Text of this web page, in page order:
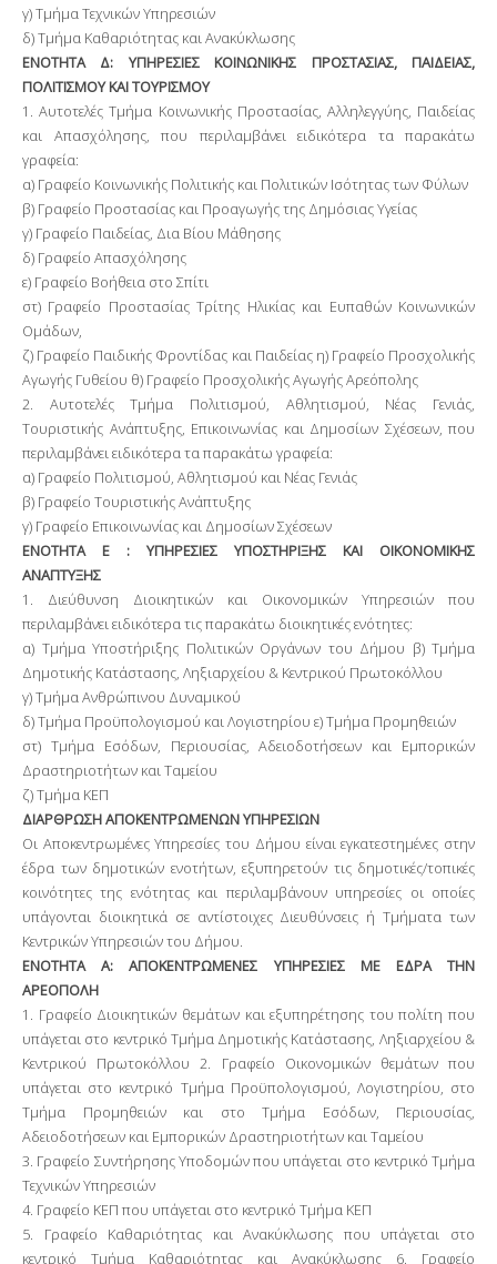
γ) Τμήμα Τεχνικών Υπηρεσιών
δ) Τμήμα Καθαριότητας και Ανακύκλωσης
ΕΝΟΤΗΤΑ Δ: ΥΠΗΡΕΣΙΕΣ ΚΟΙΝΩΝΙΚΗΣ ΠΡΟΣΤΑΣΙΑΣ, ΠΑΙΔΕΙΑΣ,
ΠΟΛΙΤΙΣΜΟΥ ΚΑΙ ΤΟΥΡΙΣΜΟΥ
1. Αυτοτελές Τμήμα Κοινωνικής Προστασίας, Αλληλεγγύης, Παιδείας
και Απασχόλησης, που περιλαμβάνει ειδικότερα τα παρακάτω
γραφεία:
α) Γραφείο Κοινωνικής Πολιτικής και Πολιτικών Ισότητας των Φύλων
β) Γραφείο Προστασίας και Προαγωγής της Δημόσιας Υγείας
γ) Γραφείο Παιδείας, Δια Βίου Μάθησης
δ) Γραφείο Απασχόλησης
ε) Γραφείο Βοήθεια στο Σπίτι
στ) Γραφείο Προστασίας Τρίτης Ηλικίας και Ευπαθών Κοινωνικών
Ομάδων,
ζ) Γραφείο Παιδικής Φροντίδας και Παιδείας η) Γραφείο Προσχολικής
Αγωγής Γυθείου θ) Γραφείο Προσχολικής Αγωγής Αρεόπολης
2. Αυτοτελές Τμήμα Πολιτισμού, Αθλητισμού, Νέας Γενιάς,
Τουριστικής Ανάπτυξης, Επικοινωνίας και Δημοσίων Σχέσεων, που
περιλαμβάνει ειδικότερα τα παρακάτω γραφεία:
α) Γραφείο Πολιτισμού, Αθλητισμού και Νέας Γενιάς
β) Γραφείο Τουριστικής Ανάπτυξης
γ) Γραφείο Επικοινωνίας και Δημοσίων Σχέσεων
ΕΝΟΤΗΤΑ Ε : ΥΠΗΡΕΣΙΕΣ ΥΠΟΣΤΗΡΙΞΗΣ ΚΑΙ ΟΙΚΟΝΟΜΙΚΗΣ
ΑΝΑΠΤΥΞΗΣ
1. Διεύθυνση Διοικητικών και Οικονομικών Υπηρεσιών που
περιλαμβάνει ειδικότερα τις παρακάτω διοικητικές ενότητες:
α) Τμήμα Υποστήριξης Πολιτικών Οργάνων του Δήμου β) Τμήμα
Δημοτικής Κατάστασης, Ληξιαρχείου & Κεντρικού Πρωτοκόλλου
γ) Τμήμα Ανθρώπινου Δυναμικού
δ) Τμήμα Προϋπολογισμού και Λογιστηρίου ε) Τμήμα Προμηθειών
στ) Τμήμα Εσόδων, Περιουσίας, Αδειοδοτήσεων και Εμπορικών
Δραστηριοτήτων και Ταμείου
ζ) Τμήμα ΚΕΠ
ΔΙΑΡΘΡΩΣΗ ΑΠΟΚΕΝΤΡΩΜΕΝΩΝ ΥΠΗΡΕΣΙΩΝ
Οι Αποκεντρωμένες Υπηρεσίες του Δήμου είναι εγκατεστημένες στην
έδρα των δημοτικών ενοτήτων, εξυπηρετούν τις δημοτικές/τοπικές
κοινότητες της ενότητας και περιλαμβάνουν υπηρεσίες οι οποίες
υπάγονται διοικητικά σε αντίστοιχες Διευθύνσεις ή Τμήματα των
Κεντρικών Υπηρεσιών του Δήμου.
ΕΝΟΤΗΤΑ Α: ΑΠΟΚΕΝΤΡΩΜΕΝΕΣ ΥΠΗΡΕΣΙΕΣ ΜΕ ΕΔΡΑ ΤΗΝ
ΑΡΕΟΠΟΛΗ
1. Γραφείο Διοικητικών θεμάτων και εξυπηρέτησης του πολίτη που
υπάγεται στο κεντρικό Τμήμα Δημοτικής Κατάστασης, Ληξιαρχείου &
Κεντρικού Πρωτοκόλλου 2. Γραφείο Οικονομικών θεμάτων που
υπάγεται στο κεντρικό Τμήμα Προϋπολογισμού, Λογιστηρίου, στο
Τμήμα Προμηθειών και στο Τμήμα Εσόδων, Περιουσίας,
Αδειοδοτήσεων και Εμπορικών Δραστηριοτήτων και Ταμείου
3. Γραφείο Συντήρησης Υποδομών που υπάγεται στο κεντρικό Τμήμα
Τεχνικών Υπηρεσιών
4. Γραφείο ΚΕΠ που υπάγεται στο κεντρικό Τμήμα ΚΕΠ
5. Γραφείο Καθαριότητας και Ανακύκλωσης που υπάγεται στο
κεντρικό Τμήμα Καθαριότητας και Ανακύκλωσης 6. Γραφείο